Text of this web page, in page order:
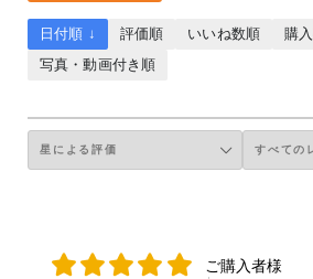
日付順 ↓ 評価順 いいね数順
購
写真・動画付き順
ご購入者様